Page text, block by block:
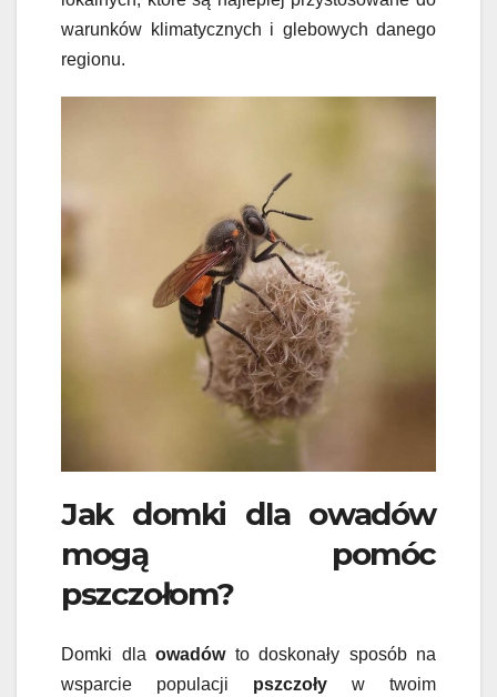
warunków klimatycznych i glebowych danego
regionu.
Jak domki dla owadów
mogą pomóc
pszczołom?
Domki dla owadówto doskonały sposób na
wsparcie populacji pszczoły w twoim